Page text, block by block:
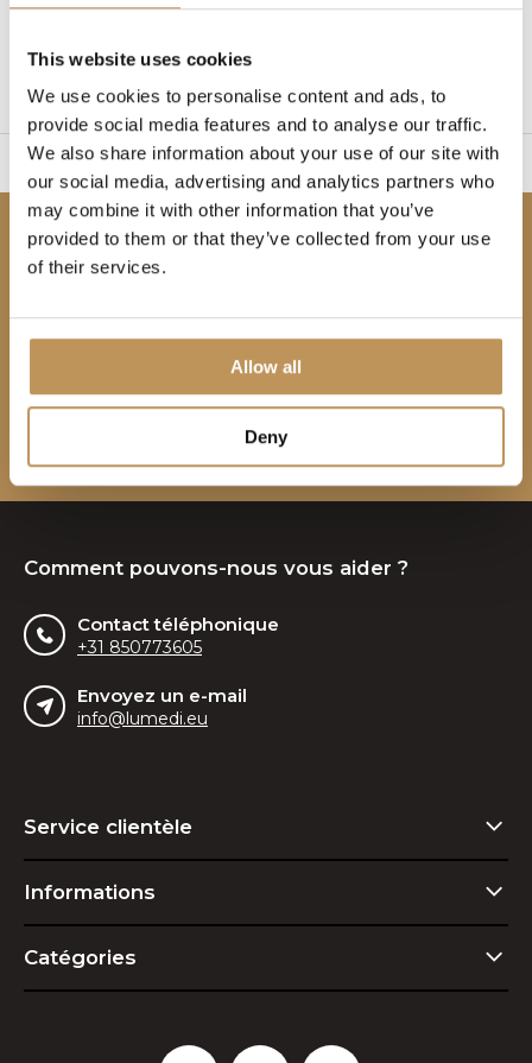
This website uses cookies
We use cookies to personalise content and ads, to
provide social media features and to analyse our traffic.
We also share information about your use of our site with
our social media, advertising and analytics partners who
may combine it with other information that you’ve
provided to them or that they’ve collected from your use
of their services.
Allow all
Deny
Page 1 de 1
à monter Garantie
Soyez les premiers informés !
Abonnez-vous à notre infolettre pour ne rien
S'abonner
Comment pouvons-nous vous aider ?
Contact téléphonique
+31 850773605
Envoyez un e-mail
info@lumedi.eu
Service clientèle
Informations
Catégories